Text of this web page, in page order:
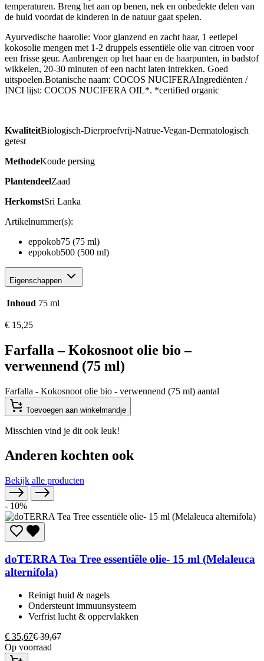
temperaturen. Breng het aan op benen, nek en onbedekte delen van
de huid voordat de kinderen in de natuur gaat spelen.
Ayurvedische haarolie: Voor glanzend en zacht haar, 1 eetlepel
kokosolie mengen met 1-2 druppels essentiële olie van citroen voor
een frisse geur. Aanbrengen op het haar en de haarpunten, in badstof
wikkelen, 20-30 minuten of een nacht laten intrekken. Goed
uitspoelen.Botanische naam: COCOS NUCIFERAIngrediënten /
INCI lijst: COCOS NUCIFERA OIL*. *certified organic
KwaliteitBiologisch-Dierproefvrij-Natrue-Vegan-Dermatologisch
getest
MethodeKoude persing
PlantendeelZaad
HerkomstSri Lanka
Artikelnummer(s):
eppokob75 (75 ml)
eppokob500 (500 ml)
Eigenschappen
Inhoud 75 ml
€ 15,25
Farfalla – Kokosnoot olie bio –
verwennend (75 ml)
Farfalla - Kokosnoot olie bio - verwennend (75 ml) aantal
Toevoegen aan winkelmandje
Misschien vind je dit ook leuk!
Anderen kochten ook
Bekijk alle producten
- 10%
doTERRA Tea Tree essentiële olie- 15 ml (Melaleuca
alternifola)
Reinigt huid & nagels​
Ondersteunt immuunsysteem​
Verfrist lucht & oppervlakken​
€ 35,67€39,67
Op voorraad